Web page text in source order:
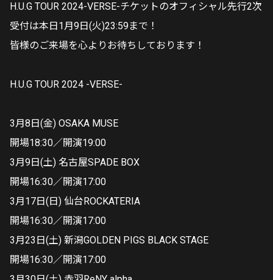
H.U.G TOUR 2024-VERSE-チケットのオフィシャル先行2次
受付は本日1月9日(火)23:59まで！
皆様のご来場を心よりお待ちしております！
H.U.G TOUR 2024 -VERSE-
3月8日(金) OSAKA MUSE
開場18:30／開演19:00
3月9日(土) 名古屋SPADE BOX
開場16:30／開演17:00
3月17日(日) 仙台ROCKATERIA
開場16:30／開演17:00
3月23日(土) 新潟GOLDEN PIGS BLACK STAGE
開場16:30／開演17:00